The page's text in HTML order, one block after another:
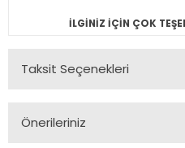
İLGİNİZ İÇİN ÇOK
Taksit Seçenekleri
Önerileriniz